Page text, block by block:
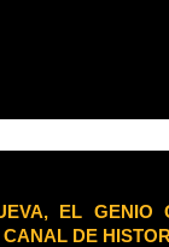
EL
DE